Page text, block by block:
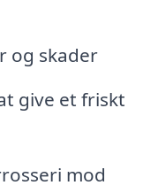
og skader
give et friskt
mod